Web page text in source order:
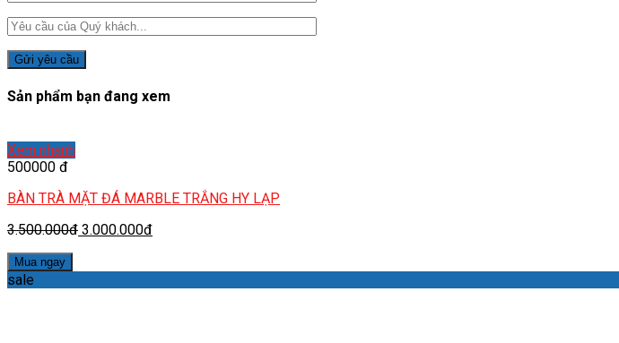
Sản phẩm bạn đang xem
Xem nhanh
500000 đ
BÀN TRÀ MẶT ĐÁ MARBLE TRẮNG HY LẠP
3.500.000đ 3.000.000đ
Mua ngay
sale